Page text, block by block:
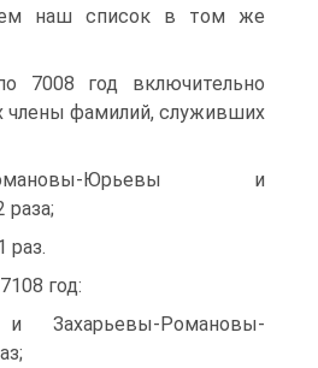
наш список в том же
7008 год включительно
члены фамилий, служивших
Романовы-Юрьевы и
раз.
год:
Захарьевы-Романовы-